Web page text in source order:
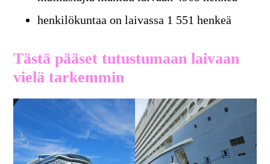
henkilökuntaa on laivassa 1 551 henkeä
Tästä pääset tutustumaan laivaan
vielä tarkemmin